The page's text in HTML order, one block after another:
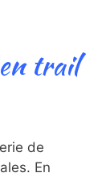
trail
de
En